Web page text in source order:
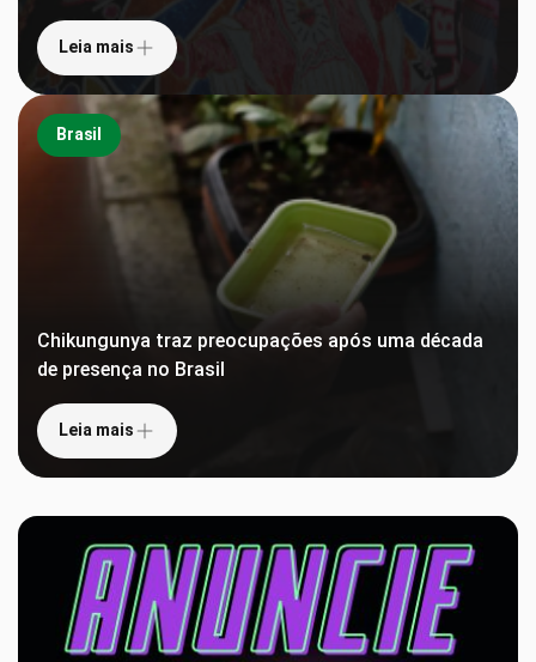
Leia mais
Brasil
Chikungunya traz preocupações após uma década
de presença no Brasil
Leia mais